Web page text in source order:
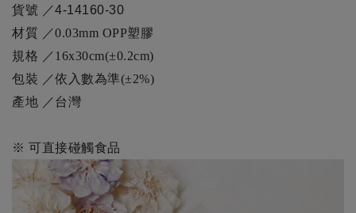
貨號 ／4-14160-30
材質 ／0.03mm OPP塑膠
規格 ／16x30cm(±0.2cm)
包裝 ／依入數為準(±2%)
產地 ／台灣
※ 可直接碰觸食品